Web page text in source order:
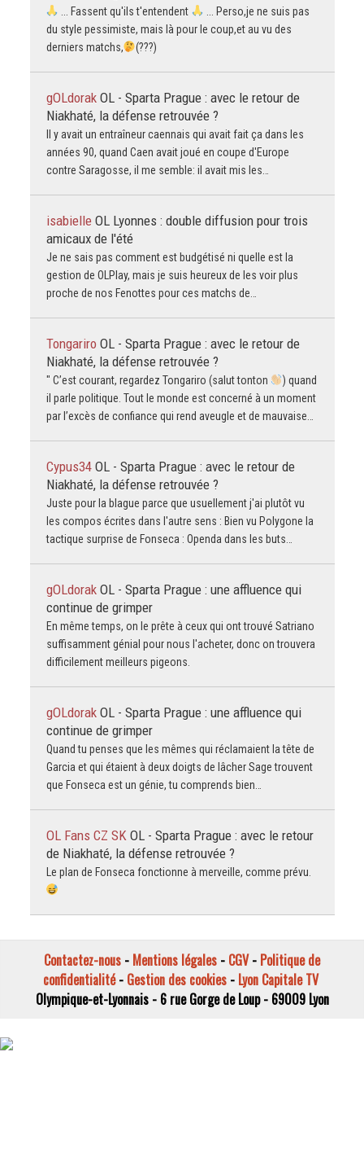
... Fassent qu'ils t'entendent
... Perso,je ne suis pas
du style pessimiste, mais là pour le coup,et au vu des
derniers matchs,
(???)
gOLdorak OL - Sparta Prague : avec le retour de
Niakhaté, la défense retrouvée ?
Il y avait un entraîneur caennais qui avait fait ça dans les
années 90, quand Caen avait joué en coupe d'Europe
contre Saragosse, il me semble: il avait mis les…
isabielle OL Lyonnes : double diffusion pour trois
amicaux de l'été
Je ne sais pas comment est budgétisé ni quelle est la
gestion de OLPlay, mais je suis heureux de les voir plus
proche de nos Fenottes pour ces matchs de…
Tongariro OL - Sparta Prague : avec le retour de
Niakhaté, la défense retrouvée ?
" C’est courant, regardez Tongariro (salut tonton
) quand
il parle politique. Tout le monde est concerné à un moment
par l’excès de confiance qui rend aveugle et de mauvaise…
Cypus34 OL - Sparta Prague : avec le retour de
Niakhaté, la défense retrouvée ?
Juste pour la blague parce que usuellement j'ai plutôt vu
les compos écrites dans l'autre sens : Bien vu Polygone la
tactique surprise de Fonseca : Openda dans les buts…
gOLdorak OL - Sparta Prague : une affluence qui
continue de grimper
En même temps, on le prête à ceux qui ont trouvé Satriano
suffisamment génial pour nous l'acheter, donc on trouvera
difficilement meilleurs pigeons.
gOLdorak OL - Sparta Prague : une affluence qui
continue de grimper
Quand tu penses que les mêmes qui réclamaient la tête de
Garcia et qui étaient à deux doigts de lâcher Sage trouvent
que Fonseca est un génie, tu comprends bien…
OL Fans CZ SK OL - Sparta Prague : avec le retour
de Niakhaté, la défense retrouvée ?
Le plan de Fonseca fonctionne à merveille, comme prévu.
Contactez-nous - Mentions légales - CGV- Politique de
confidentialité- Gestion des cookies- Lyon Capitale TV
Olympique-et-Lyonnais - 6 rue Gorge de Loup - 69009 Lyon